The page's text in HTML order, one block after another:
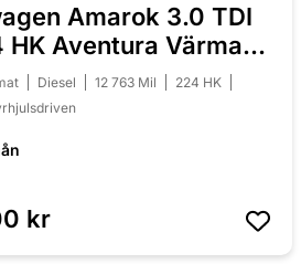
NYINKOMMEN
Amarok 3.0 TDI
HK Aventura Värmare
Diesel 12 763 Mil
224 HK
kr